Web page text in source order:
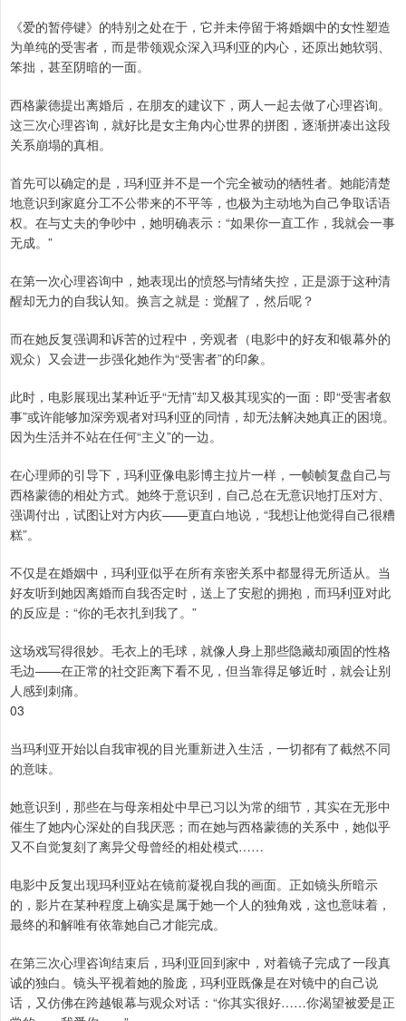
《爱的暂停键》的特别之处在于，它并未停留于将婚姻中的女性塑造
为单纯的受害者，而是带领观众深入玛利亚的内心，还原出她软弱、
笨拙，甚至阴暗的一面。
西格蒙德提出离婚后，在朋友的建议下，两人一起去做了心理咨询。
这三次心理咨询，就好比是女主角内心世界的拼图，逐渐拼凑出这段
关系崩塌的真相。
首先可以确定的是，玛利亚并不是一个完全被动的牺牲者。她能清楚
地意识到家庭分工不公带来的不平等，也极为主动地为自己争取话语
权。在与丈夫的争吵中，她明确表示：“如果你一直工作，我就会一事
无成。”
在第一次心理咨询中，她表现出的愤怒与情绪失控，正是源于这种清
醒却无力的自我认知。换言之就是：觉醒了，然后呢？
而在她反复强调和诉苦的过程中，旁观者（电影中的好友和银幕外的
观众）又会进一步强化她作为“受害者”的印象。
此时，电影展现出某种近乎“无情”却又极其现实的一面：即“受害者叙
事”或许能够加深旁观者对玛利亚的同情，却无法解决她真正的困境。
因为生活并不站在任何“主义”的一边。
在心理师的引导下，玛利亚像电影博主拉片一样，一帧帧复盘自己与
西格蒙德的相处方式。她终于意识到，自己总在无意识地打压对方、
强调付出，试图让对方内疚——更直白地说，“我想让他觉得自己很糟
糕”。
不仅是在婚姻中，玛利亚似乎在所有亲密关系中都显得无所适从。当
好友听到她因离婚而自我否定时，送上了安慰的拥抱，而玛利亚对此
的反应是：“你的毛衣扎到我了。”
这场戏写得很妙。毛衣上的毛球，就像人身上那些隐藏却顽固的性格
毛边——在正常的社交距离下看不见，但当靠得足够近时，就会让别
人感到刺痛。
03
当玛利亚开始以自我审视的目光重新进入生活，一切都有了截然不同
的意味。
她意识到，那些在与母亲相处中早已习以为常的细节，其实在无形中
催生了她内心深处的自我厌恶；而在她与西格蒙德的关系中，她似乎
又不自觉复刻了离异父母曾经的相处模式……
电影中反复出现玛利亚站在镜前凝视自我的画面。正如镜头所暗示
的，影片在某种程度上确实是属于她一个人的独角戏，这也意味着，
最终的和解唯有依靠她自己才能完成。
在第三次心理咨询结束后，玛利亚回到家中，对着镜子完成了一段真
诚的独白。镜头平视着她的脸庞，玛利亚既像是在对镜中的自己说
话，又仿佛在跨越银幕与观众对话：“你其实很好……你渴望被爱是正